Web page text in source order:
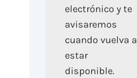
electrónico y te
avisaremos
cuando vuelva a
estar
disponible.